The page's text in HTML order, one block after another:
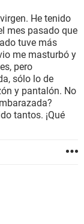
He tenido
mes pasado que
tuve más
me masturbó y
pero
sólo lo de
y pantalón. No
tantos. ¡Qué